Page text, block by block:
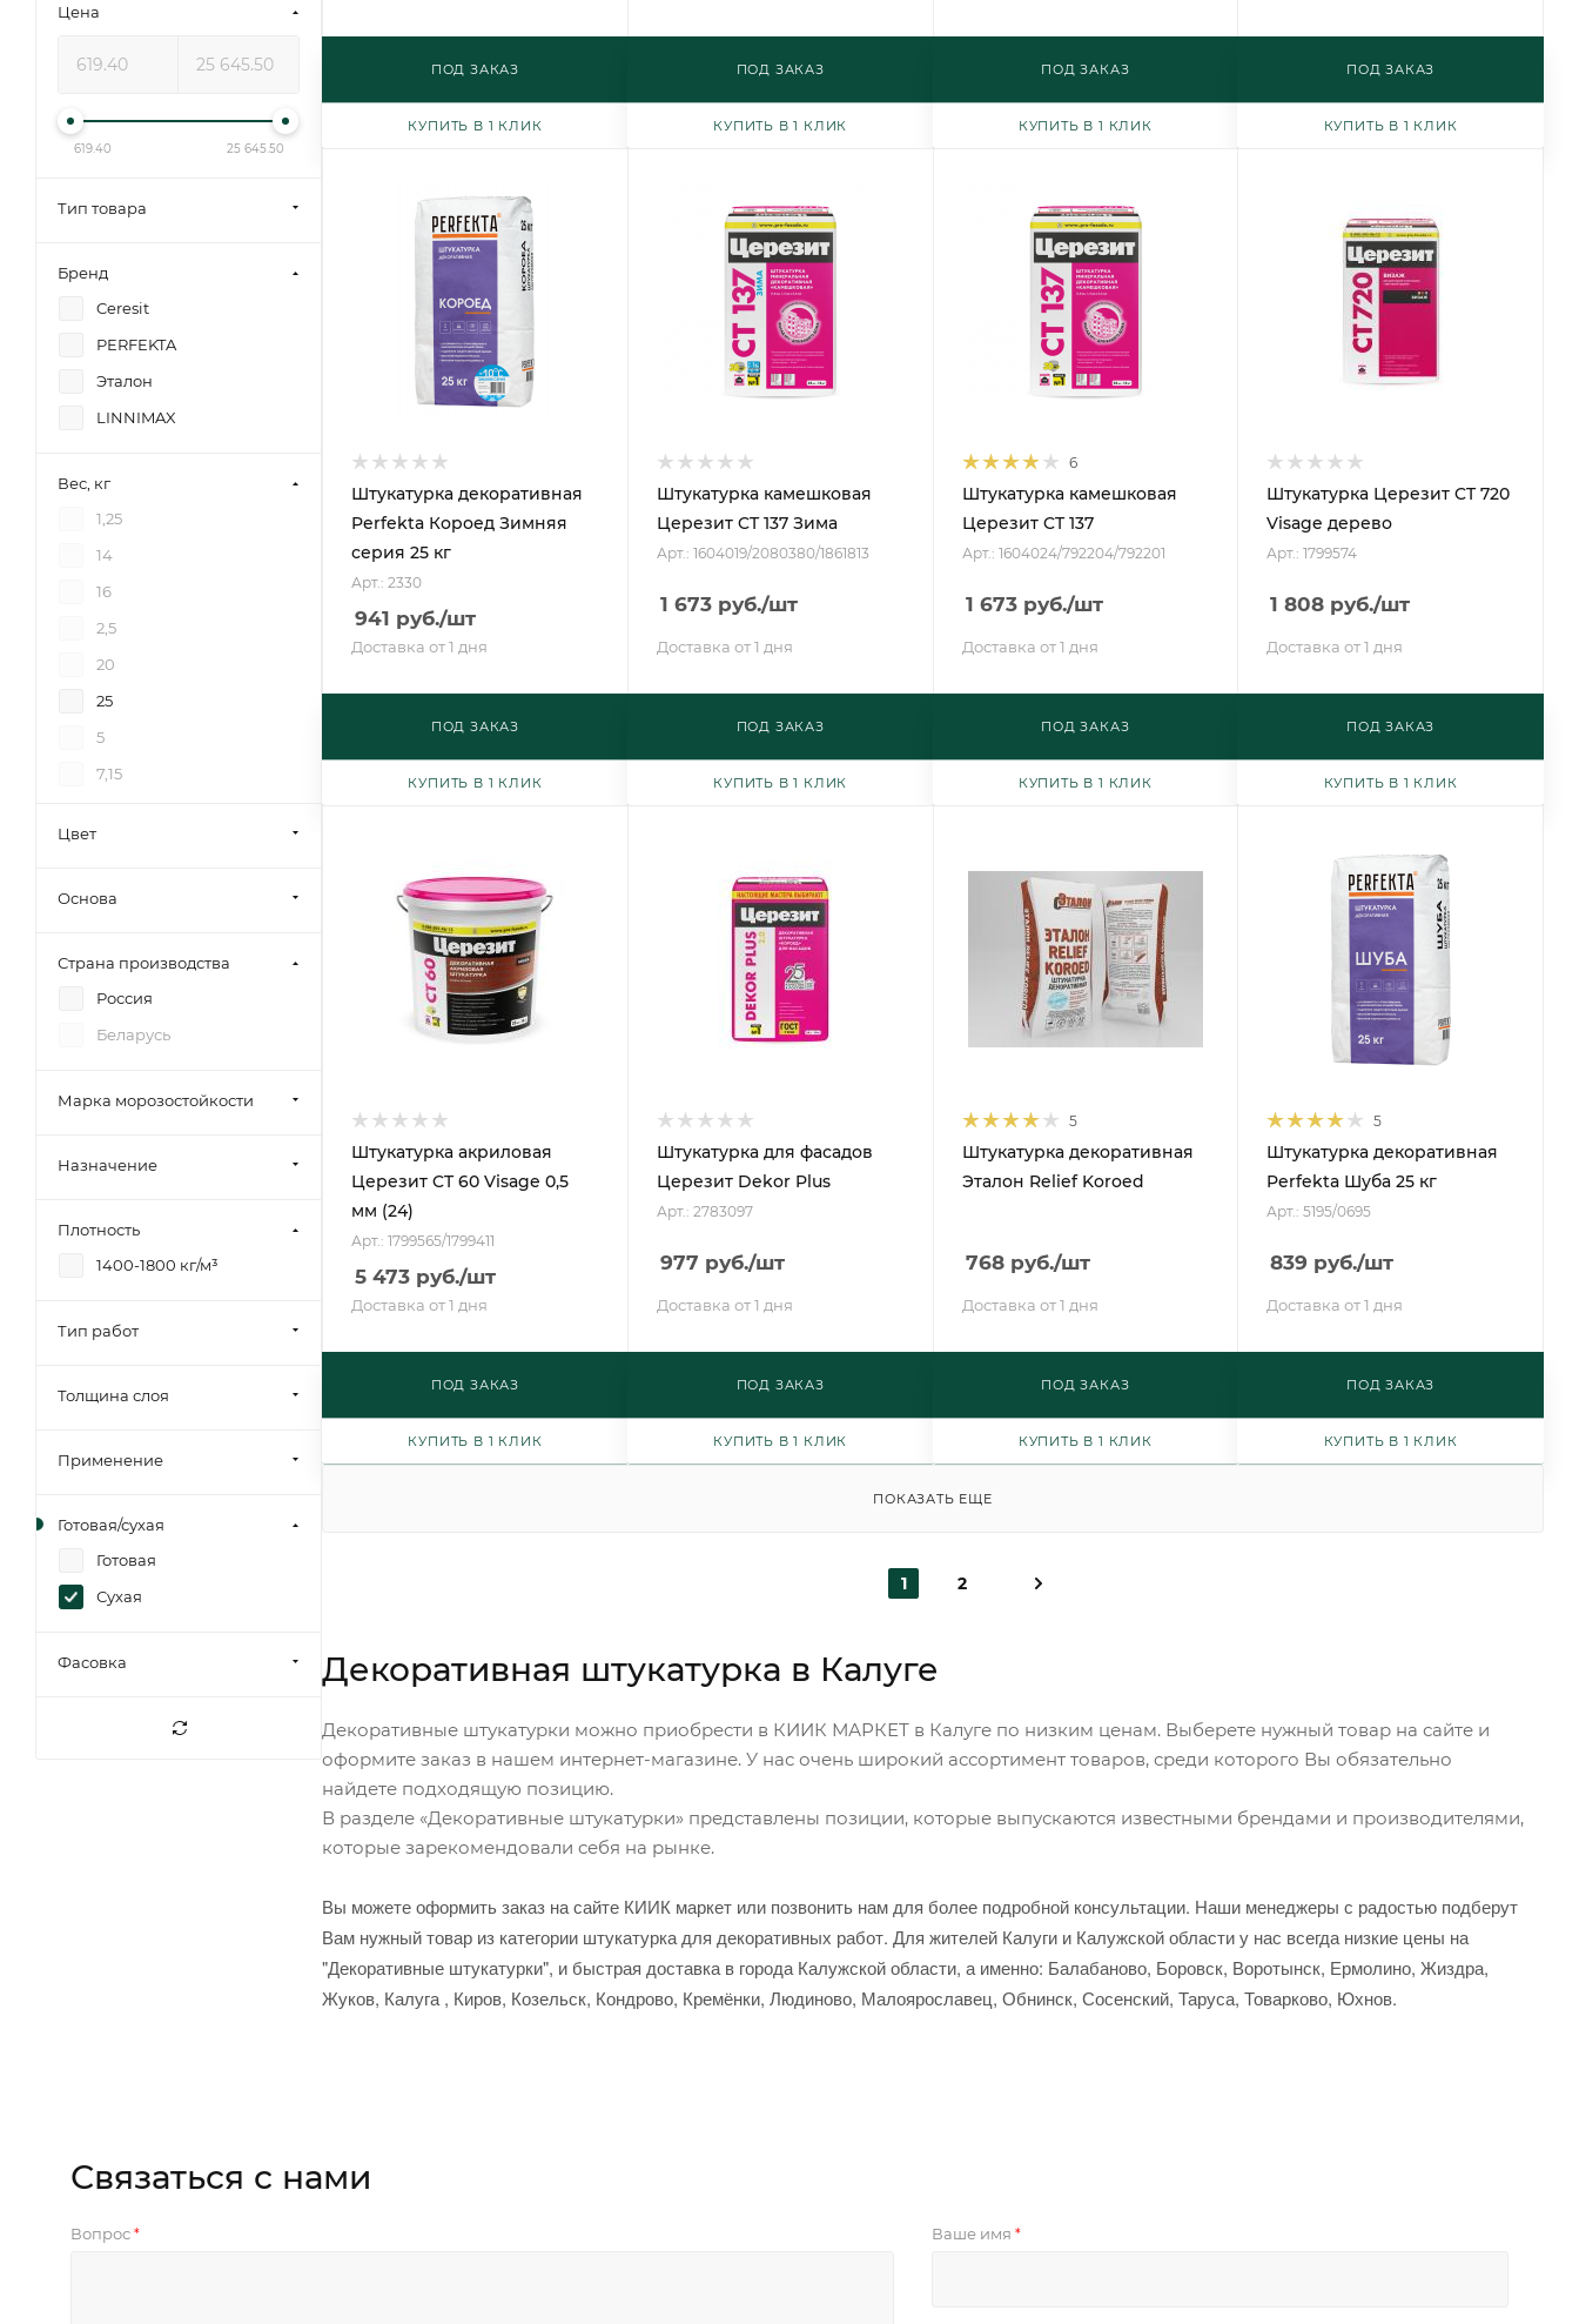
ПОД ЗАКАЗ
КУПИТЬ В 1 КЛИК
ПОД ЗАКАЗ
КУПИТЬ В 1 КЛИК
ПОД ЗАКАЗ
КУПИТЬ В 1 КЛИК
ПОД ЗАКАЗ
КУПИТЬ В 1 КЛИК
Штукатурка декоративная
Perfekta Короед Зимняя
серия 25 кг
Арт.: 2330
941 руб./шт
Доставка от 1 дня
ПОД ЗАКАЗ
КУПИТЬ В 1 КЛИК
Штукатурка камешковая
Церезит CT 137 Зима
Арт.: 1604019/2080380/1861813
1 673руб./шт
Доставка от 1 дня
ПОД ЗАКАЗ
КУПИТЬ В 1 КЛИК
6
Штукатурка камешковая
Церезит CT 137
Арт.: 1604024/792204/792201
1 673руб./шт
Доставка от 1 дня
ПОД ЗАКАЗ
КУПИТЬ В 1 КЛИК
Штукатурка Церезит CT 720
Visage дерево
Арт.: 1799574
1 808 руб./шт
Доставка от 1 дня
ПОД ЗАКАЗ
КУПИТЬ В 1 КЛИК
Штукатурка акриловая
Церезит CT 60 Visage 0,5
мм (24)
Арт.: 1799565/1799411
5 473 руб./шт
Доставка от 1 дня
ПОД ЗАКАЗ
КУПИТЬ В 1 КЛИК
Штукатурка для фасадов
Церезит Dekor Plus
Арт.: 2783097
977 руб./шт
Доставка от 1 дня
ПОД ЗАКАЗ
КУПИТЬ В 1 КЛИК
5
Штукатурка декоративная
Эталон Relief Koroed
768руб./шт
Доставка от 1 дня
ПОД ЗАКАЗ
КУПИТЬ В 1 КЛИК
5
Штукатурка декоративная
Perfekta Шуба 25 кг
Арт.: 5195/0695
839 руб./шт
Доставка от 1 дня
ПОД ЗАКАЗ
КУПИТЬ В 1 КЛИК
ПОКАЗАТЬ ЕЩЕ
1 2
Декоративная штукатурка в Калуге
Декоративные штукатурки можно приобрести в КИИК МАРКЕТ в Калуге по низким ценам. Выберете нужный товар на сайте и
оформите заказ в нашем интернет-магазине. У нас очень широкий ассортимент товаров, среди которого Вы обязательно
найдете подходящую позицию.
В разделе «Декоративные штукатурки» представлены позиции, которые выпускаются известными брендами и производителями,
которые зарекомендовали себя на рынке.
Вы можете оформить заказ на сайте КИИК маркет или позвонить нам для более подробной консультации. Наши менеджеры с радостью подберут
Вам нужный товар из категории штукатурка для декоративных работ. Для жителей Калуги и Калужской области у нас всегда низкие цены на
"Декоративные штукатурки", и быстрая доставка в города Калужской области, а именно: Балабаново, Боровск, Воротынск, Ермолино, Жиздра,
Жуков, Калуга , Киров, Козельск, Кондрово, Кремёнки, Людиново, Малоярославец, Обнинск, Сосенский, Таруса, Товарково, Юхнов.
Цена
619.40 25 645.50
Тип товара
Бренд
Ceresit
PERFEKTA
Эталон
LINNIMAX
Вес, кг
1,25
14
16
2,5
20
25
5
7,15
Цвет
Основа
Страна производства
Россия
Беларусь
Марка морозостойкости
Назначение
Плотность
1400-1800 кг/м³
Тип работ
Толщина слоя
Применение
Готовая/сухая
Готовая
Сухая
Фасовка
Связаться с нами
Вопрос * Ваше имя *